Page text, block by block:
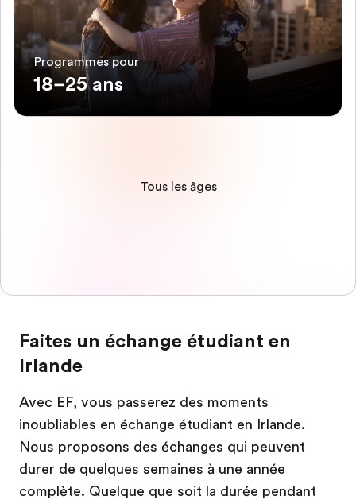
Programmes pour
18–25 ans
Tous les âges
Faites un échange étudiant en
Irlande
Avec EF, vous passerez des moments
inoubliables en échange étudiant en Irlande.
Nous proposons des échanges qui peuvent
durer de quelques semaines à une année
complète. Quelque que soit la durée pendant